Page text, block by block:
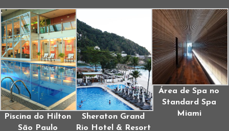
Piscina do Hilton
São Paulo
Sheraton Grand
Rio Hotel & Resort
Área de Spa no
Standard Spa
Miami